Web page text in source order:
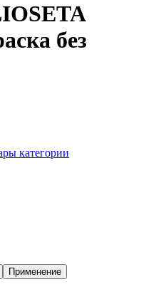
без
категории
Применение